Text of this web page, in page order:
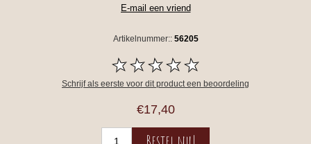
Artikelnummer:: 56205
Schrijf als eerste voor dit product een beoordeling
€17,40